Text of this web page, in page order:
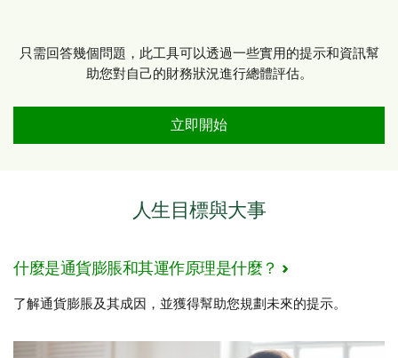
只需回答幾個問題，此工具可以透過一些實用的提示和資訊幫
助您對自己的財務狀況進行總體評估。
體驗財務健康評估工具
立即開始
人生目標與大事
什麼是通貨膨脹和其運作原理是什麼？
了解通貨膨脹及其成因，並獲得幫助您規劃未來的提示。